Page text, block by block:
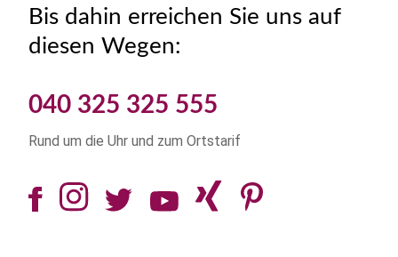
Bis dahin erreichen Sie uns auf
diesen Wegen:
040 325 325 555
Rund um die Uhr und zum Ortstarif